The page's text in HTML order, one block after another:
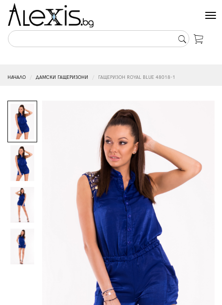
НАЧАЛО ДАМСКИ ГАЩЕРИЗОНИ ГАЩЕРИЗОН ROYAL BLUE 48018-1